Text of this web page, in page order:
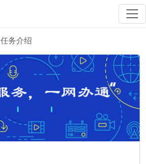
任务介绍